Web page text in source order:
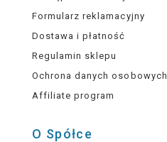
Formularz reklamacyjny
Dostawa i płatność
Regulamin sklepu
Ochrona danych osobowych
Affiliate program
O Spółce